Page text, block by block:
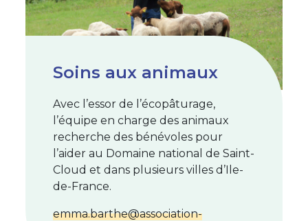
Soins aux animaux
Avec l’essor de l’écopâturage,
l’équipe en charge des animaux
recherche des bénévoles pour
l’aider au Domaine national de Saint-
Cloud et dans plusieurs villes d’Ile-
de-France.
emma.barthe@association-